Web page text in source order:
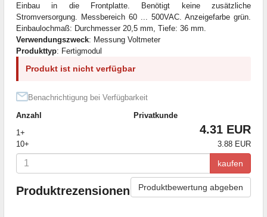
Einbau in die Frontplatte. Benötigt keine zusätzliche
Stromversorgung. Messbereich 60 ... 500VAC. Anzeigefarbe grün.
Einbaulochmaß: Durchmesser 20,5 mm, Tiefe: 36 mm.
Verwendungszweck: Messung Voltmeter
Produkttyp: Fertigmodul
Produkt ist nicht verfügbar
Benachrichtigung bei Verfügbarkeit
Anzahl
Privatkunde
1+
4.31 EUR
10+ 3.88 EUR
kaufen
Produktrezensionen Produktbewertung abgeben